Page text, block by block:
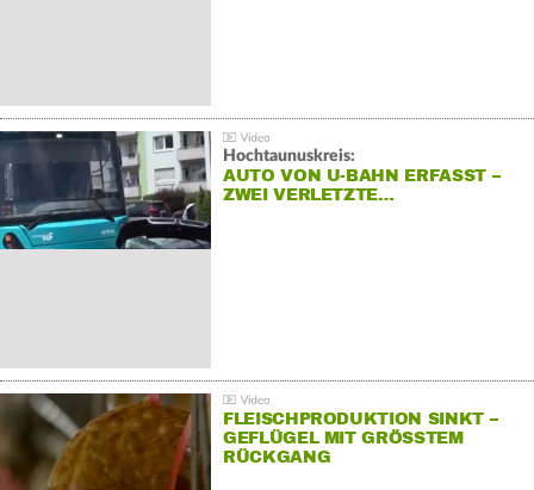
Hochtaunuskreis:
AUTO VON U-BAHN ERFASST –
ZWEI VERLETZTE…
FLEISCHPRODUKTION SINKT –
GEFLÜGEL MIT GRÖSSTEM R
ÜCKGANG